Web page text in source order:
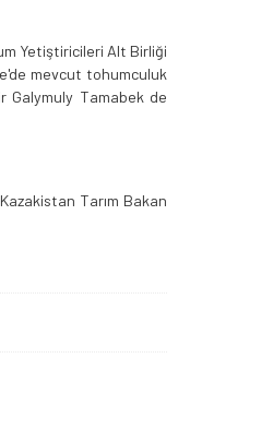
Yetiştiricileri Alt Birliği
mevcut tohumculuk
Galymuly Tamabek de
Tarım Bakan